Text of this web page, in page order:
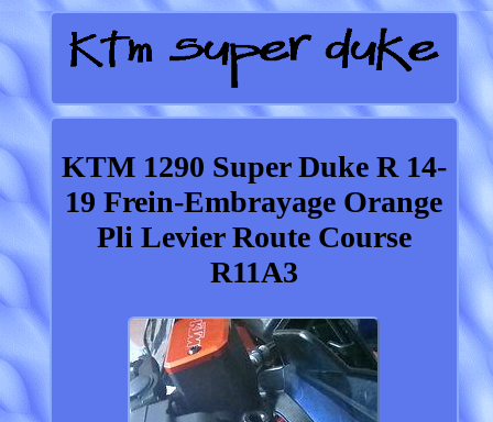
KTM 1290 Super Duke R 14-
19 Frein-Embrayage Orange
Pli Levier Route Course
R11A3